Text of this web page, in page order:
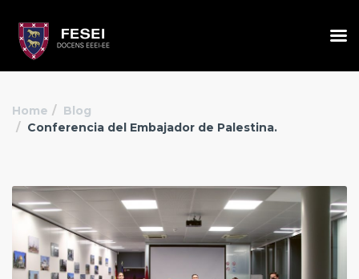
Home
Blog
Conferencia del Embajador de Palestina.